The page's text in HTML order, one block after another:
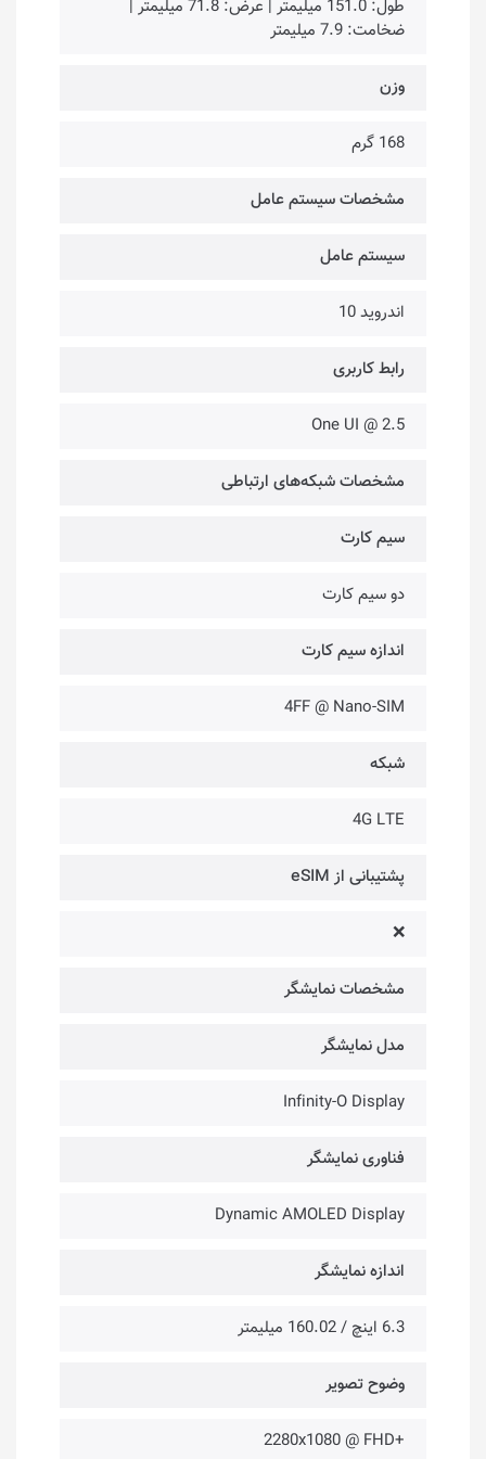
طول: 151.0 میلیمتر | عرض: 71.8 میلیمتر |
ضخامت: 7.9 میلیمتر
وزن
168 گرم
مشخصات سیستم عامل
سیستم عامل
اندروید 10
رابط کاربری
One UI @ 2.5
مشخصات شبکه‌های ارتباطی
سیم کارت
دو سیم کارت
اندازه سیم کارت
4FF @ Nano-SIM
شبکه
4G LTE
پشتیبانی از eSIM
❌
مشخصات نمایشگر
مدل نمایشگر
Infinity-O Display
فناوری نمایشگر
Dynamic AMOLED Display
اندازه نمایشگر
6.3 اینچ / 160.02 میلیمتر
وضوح تصویر
+2280x1080 @ FHD